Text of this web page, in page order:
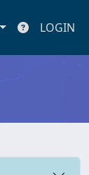
LOGIN